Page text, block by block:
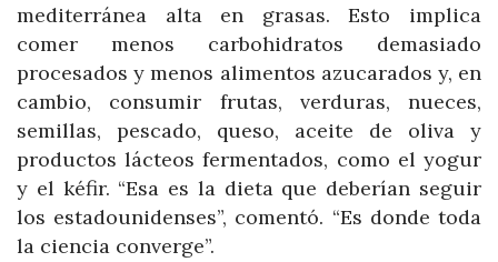
mediterránea alta en grasas. Esto implica
comer menos carbohidratos demasiado
procesados y menos alimentos azucarados y, en
cambio, consumir frutas, verduras, nueces,
semillas, pescado, queso, aceite de oliva y
productos lácteos fermentados, como el yogur
y el kéfir. “Esa es la dieta que deberían seguir
los estadounidenses”, comentó. “Es donde toda
la ciencia converge”.